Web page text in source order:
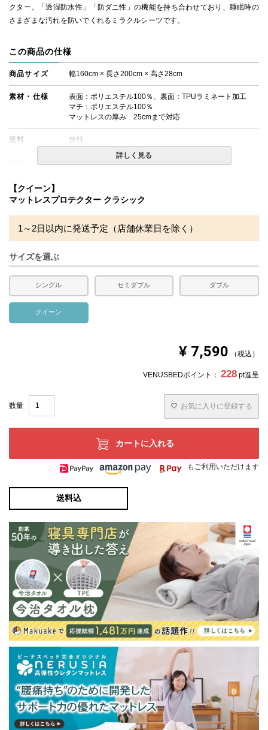
クター。「透湿防水性」「防ダニ性」の機能を持ち合わせており、睡眠時の
さまざまな汚れを防いでくれるミラクルシーツです。
この商品の仕様
商品サイズ 幅160cm × 長さ200cm × 高さ28cm
素材・仕様
表面：ポリエステル100％、裏面：TPUラミネート加工
マチ：ポリエステル100％
マットレスの厚み 25cmまで対応
送料 無料
※できる限り実際の色を再現するよう心がけております
承ください。
詳しく見る
【クイーン】
マットレスプロテクター クラシック
1～2日以内に発送予定（店舗休業日を除く）
サイズを選ぶ
シングル セミダブル ダブル
クイーン
¥ 7,590 税込
VENUSBEDポイント： 228 pt進呈
お気に入りに登録する
カートに入れる
もご利用いただけます
送料込